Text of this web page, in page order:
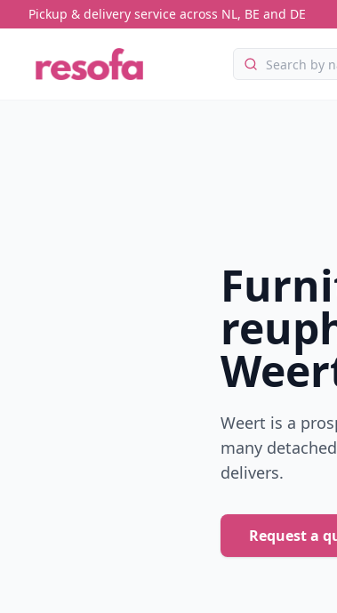
Pickup & delivery service across NL, BE and DE
Weert is a
many
delivers.
Request a